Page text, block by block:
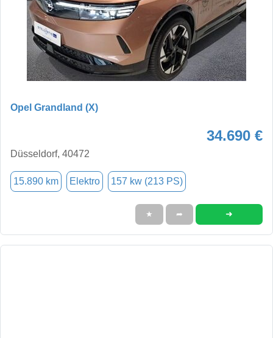
Opel Grandland (X)
34.690 €
Düsseldorf, 40472
15.890 km Elektro 157 kw (213 PS)
★ ➦ ➜